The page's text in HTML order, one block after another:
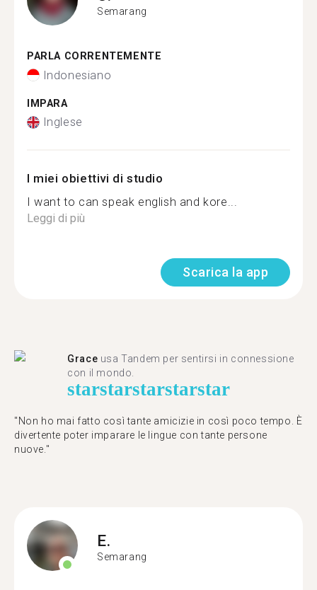
Semarang
PARLA CORRENTEMENTE
Indonesiano
IMPARA
Inglese
I miei obiettivi di studio
I want to can speak english and kore...
Leggi di più
Scarica la app
Grace usa Tandem per sentirsi in connessione
con il mondo.
starstarstarstarstar
"Non ho mai fatto così tante amicizie in così poco tempo. È
divertente poter imparare le lingue con tante persone
nuove."
E.
Semarang